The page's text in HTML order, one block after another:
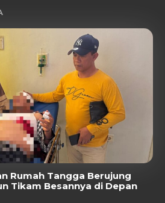
Rumah Tangga Berujung
Tikam Besannya di Depan